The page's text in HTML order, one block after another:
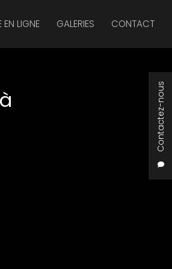
Contactez-nous
EN LIGNE GALERIES CONTACT